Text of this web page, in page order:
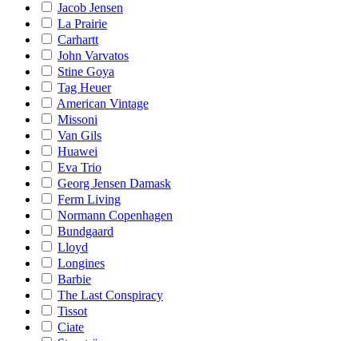
Jacob Jensen
La Prairie
Carhartt
John Varvatos
Stine Goya
Tag Heuer
American Vintage
Missoni
Van Gils
Huawei
Eva Trio
Georg Jensen Damask
Ferm Living
Normann Copenhagen
Bundgaard
Lloyd
Longines
Barbie
The Last Conspiracy
Tissot
Ciate